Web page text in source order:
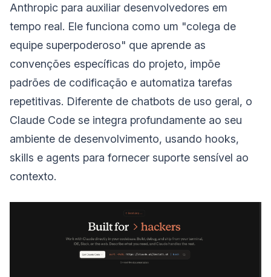
Anthropic para auxiliar desenvolvedores em
tempo real. Ele funciona como um "colega de
equipe superpoderoso" que aprende as
convenções específicas do projeto, impõe
padrões de codificação e automatiza tarefas
repetitivas. Diferente de chatbots de uso geral, o
Claude Code se integra profundamente ao seu
ambiente de desenvolvimento, usando hooks,
skills e agents para fornecer suporte sensível ao
contexto.